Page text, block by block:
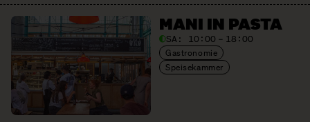
MANI IN PASTA
SA: 10:00 – 18:00
Gastronomie
Speisekammer